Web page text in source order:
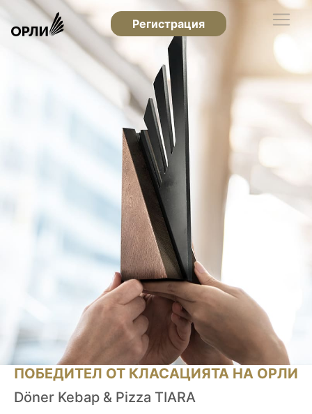
Регистрация
ПОБЕДИТЕЛ ОТ КЛАСАЦИЯТА НА ОРЛИ
Döner Kebap & Pizza TIARA